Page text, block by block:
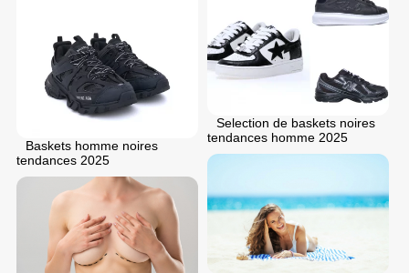
Baskets homme noires
tendances 2025
Selection de baskets noires
tendances homme 2025